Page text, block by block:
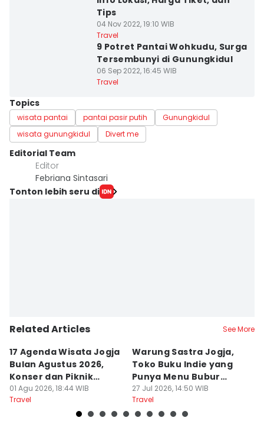
Tips
04 Nov 2022, 19:10 WIB
Travel
9 Potret Pantai Wohkudu, Surga
Tersembunyi di Gunungkidul
06 Sep 2022, 16:45 WIB
Travel
Topics
wisata pantai pantai pasir putih
Gunungkidul
wisata gunungkidul
Divert me
Editorial Team
Editor
Febriana Sintasari
Tonton lebih seru di
Related Articles See More
17 Agenda Wisata Jogja
Bulan Agustus 2026,
Konser dan Piknik
Literasi
01 Agu 2026, 18:44 WIB
Travel
Warung Sastra Jogja,
Toko Buku Indie yang
Punya Menu Bubur
Manado
27 Jul 2026, 14:50 WIB
Travel